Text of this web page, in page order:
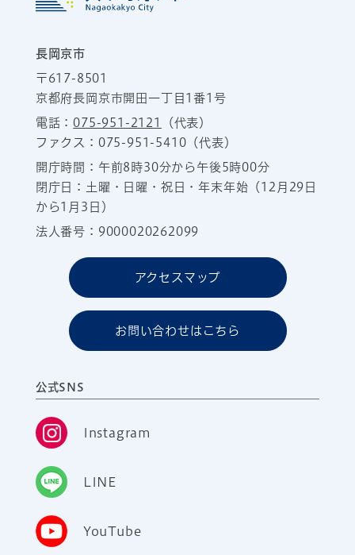
長岡京市
〒617-8501
京都府長岡京市開田一丁目1番1号
電話：075-951-2121
（代表）
ファクス：075-951-5410（代表）
開庁時間：午前8時30分から午後5時00分
閉庁日：土曜・日曜・祝日・年末年始（12月29日
から1月3日）
法人番号：9000020262099
アクセスマップ
お問い合わせはこちら
公式SNS
Instagram
LINE
YouTube